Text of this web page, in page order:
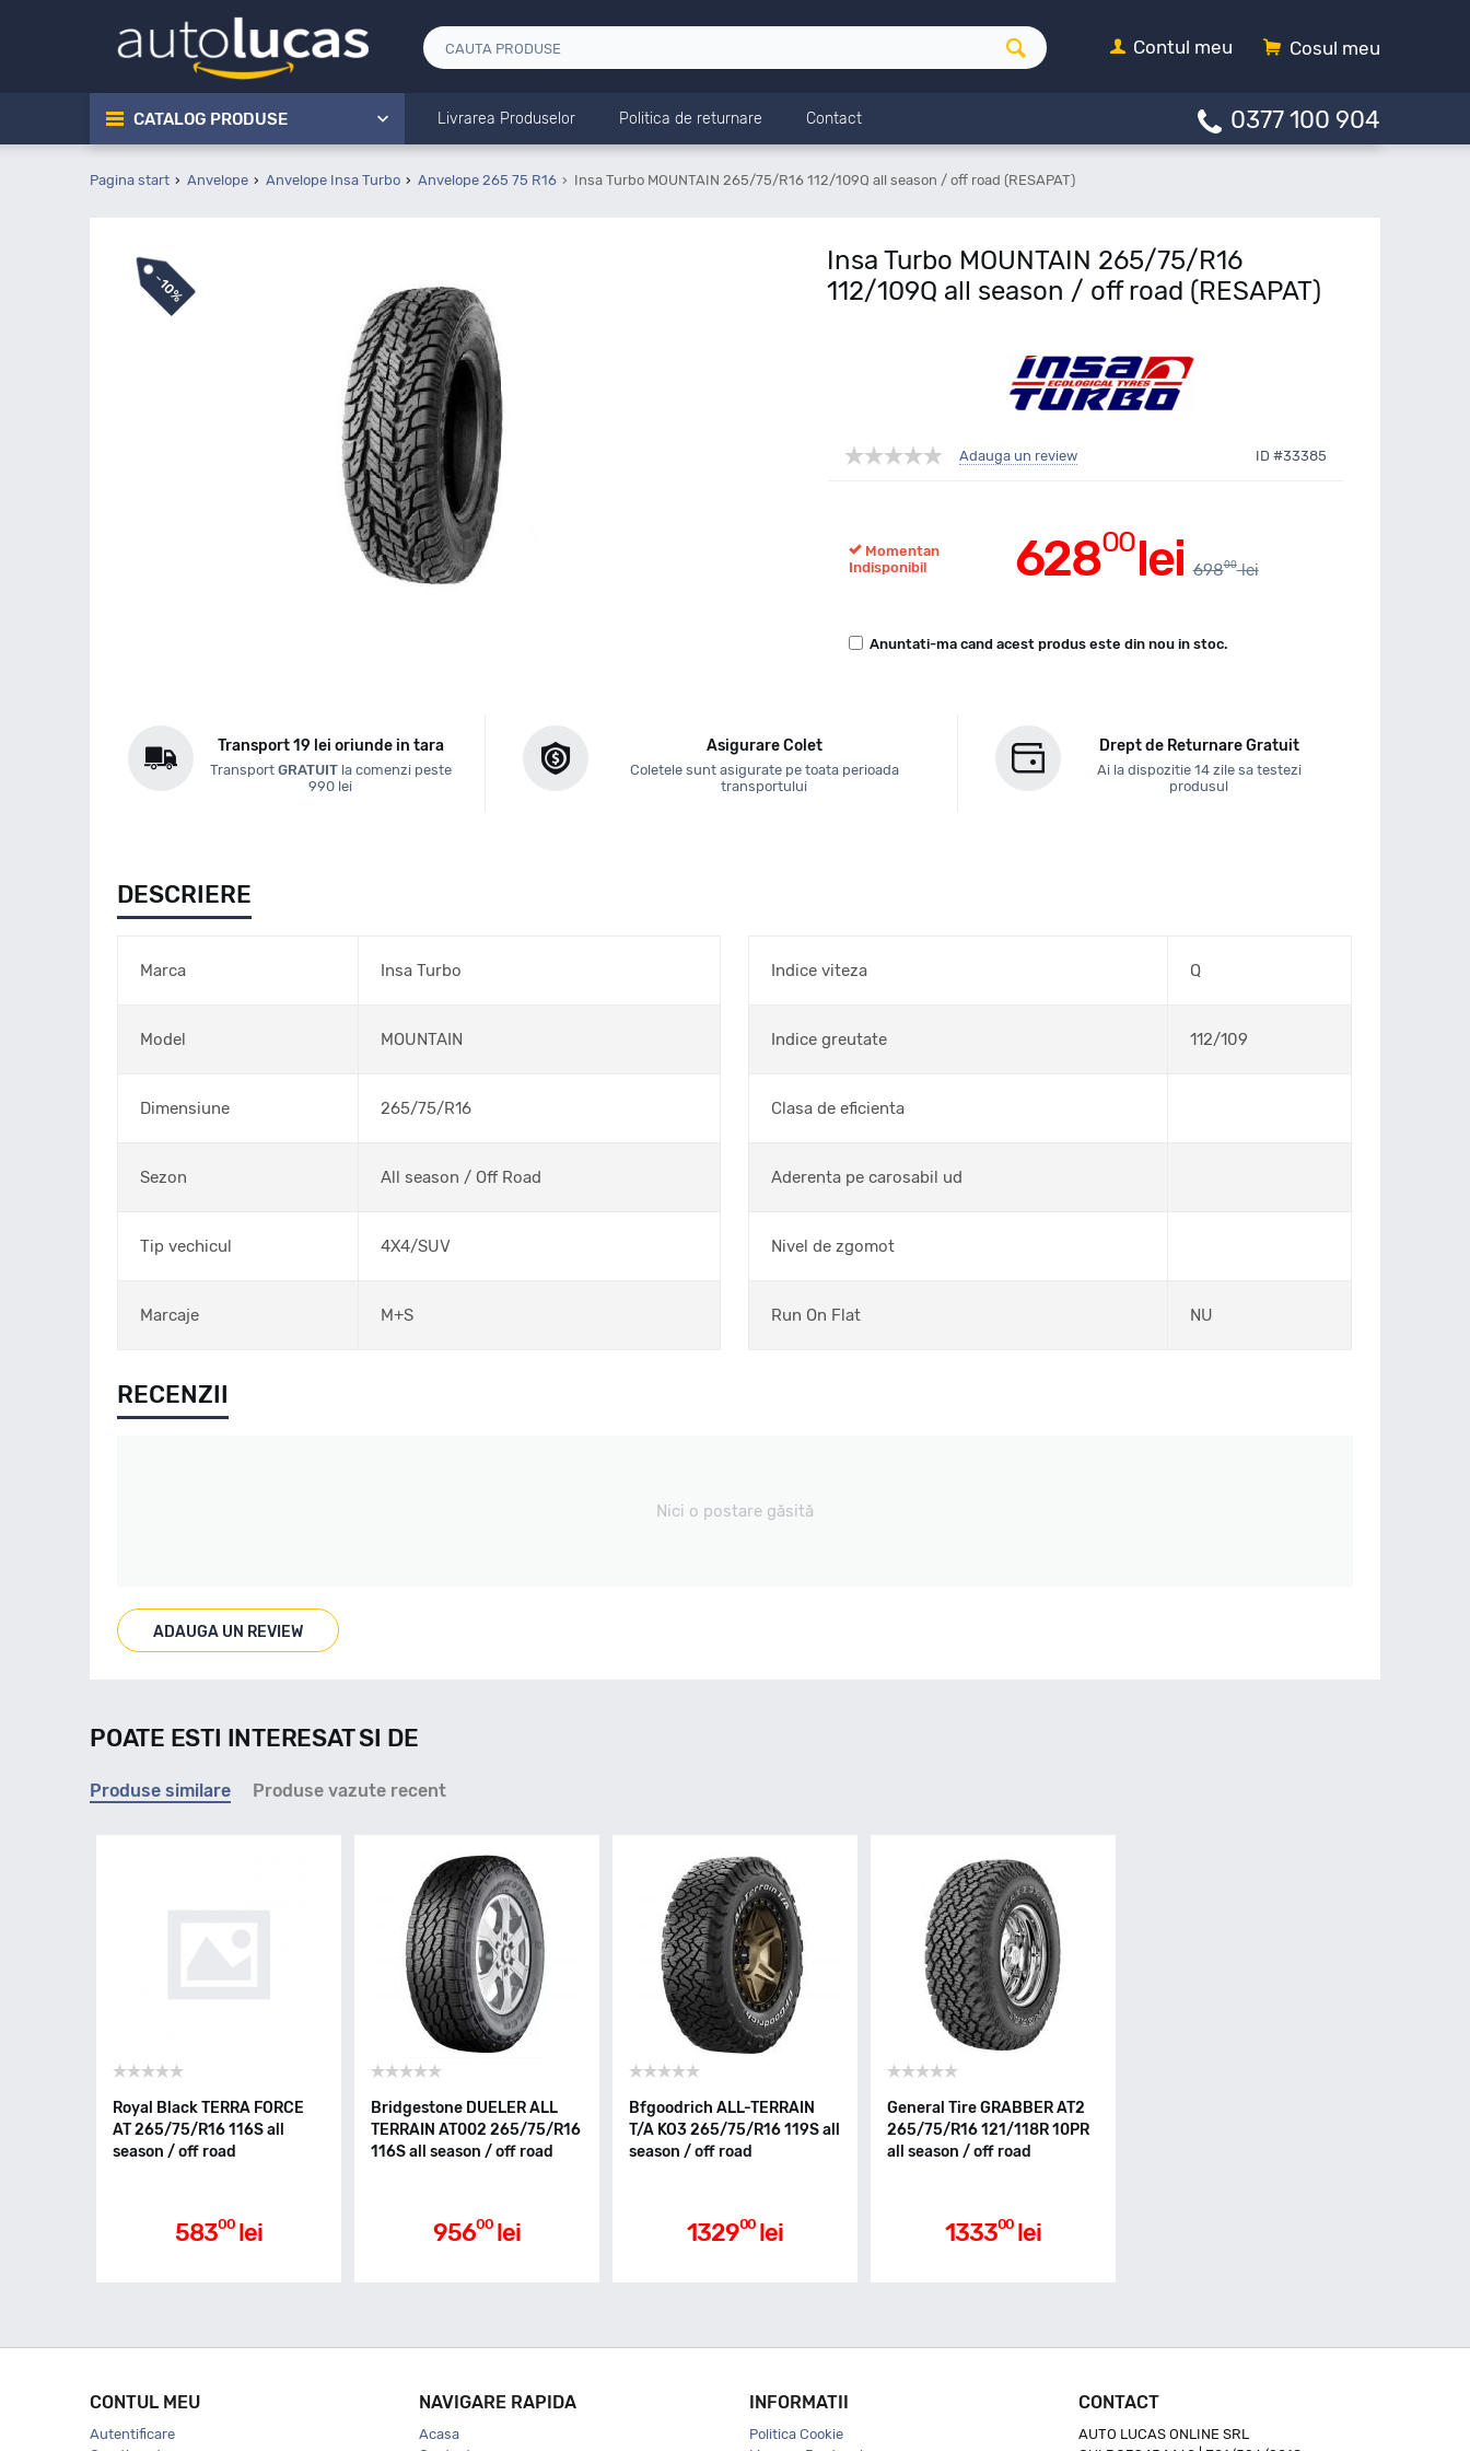
Cosul meu
Contul meu
CATALOG PRODUSE Livrarea Produselor Politica de returnare Contact 0377 100 904
Pagina start Anvelope Anvelope Insa Turbo Anvelope 265 75 R16 Insa Turbo MOUNTAIN 265/75/R16 112/109Q all season / off road (RESAPAT)
-10%
Insa Turbo MOUNTAIN 265/75/R16
112/109Q all season / off road (RESAPAT)
Adauga un review ID #33385
62800lei 69800 lei
Momentan
Indisponibil
Anuntati-ma cand acest produs este din nou in stoc.
Transport 19 lei oriunde in tara
Transport GRATUITla comenzi peste
990 lei
Asigurare Colet
Coletele sunt asigurate pe toata perioada
transportului
Drept de Returnare Gratuit
Ai la dispozitie 14 zile sa testezi
produsul
DESCRIERE
Marca Insa Turbo
Model MOUNTAIN
Dimensiune 265/75/R16
Sezon All season / Off Road
Tip vechicul 4X4/SUV
Marcaje M+S
Indice viteza Q
Indice greutate 112/109
Clasa de eficienta
Aderenta pe carosabil ud
Nivel de zgomot
Run On Flat NU
RECENZII
Nici o postare găsită
ADAUGA UN REVIEW
POATE ESTI INTERESAT SI DE
Produse similare Produse vazute recent
Royal Black TERRA FORCE
AT 265/75/R16 116S all
season / off road
58300 lei
Bridgestone DUELER ALL
TERRAIN AT002 265/75/R16
116S all season / off road
95600 lei
Bfgoodrich ALL-TERRAIN
T/A KO3 265/75/R16 119S all
season / off road
132900 lei
General Tire GRABBER AT2
265/75/R16 121/118R 10PR
all season / off road
133300 lei
CONTUL MEU
Autentificare
NAVIGARE RAPIDA
Acasa
INFORMATII
Politica Cookie
CONTACT
AUTO LUCAS ONLINE SRL